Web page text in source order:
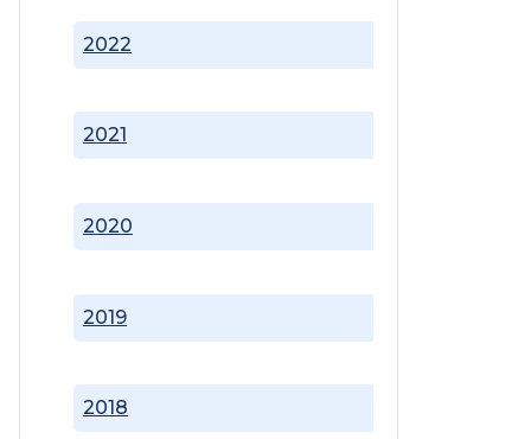
2018
2019
2020
2021
2022